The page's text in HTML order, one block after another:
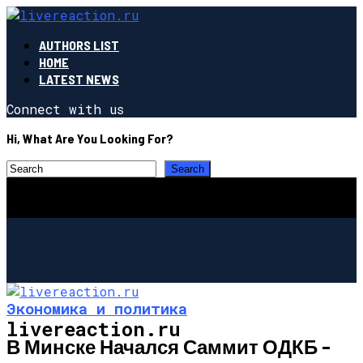
AUTHORS LIST
HOME
LATEST NEWS
Connect with us
Hi, What Are You Looking For?
livereaction.ru
Экономика и политика
В Минске Начался Саммит ОДКБ –